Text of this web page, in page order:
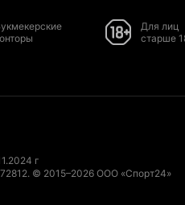
Для лиц
старше
г
© 2015–2026 ООО «Спорт24»